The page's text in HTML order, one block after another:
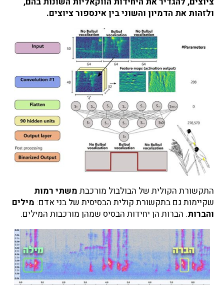
ולזהות את הדמיון והשוני בין אינספור ציוצים.
התקשורת הקולית של הבולבול מורכבת משתי רמות
שקיימות גם בתקשורת קולית הבסיסית של בני אדם: מילים
והברות. הברות הן יחידות הבסיס שמהן מורכבות המילים.